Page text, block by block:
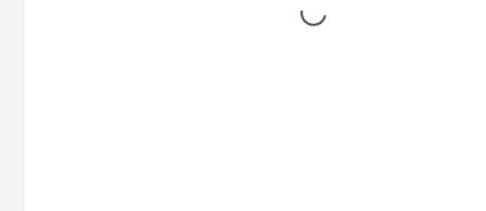
Loading...